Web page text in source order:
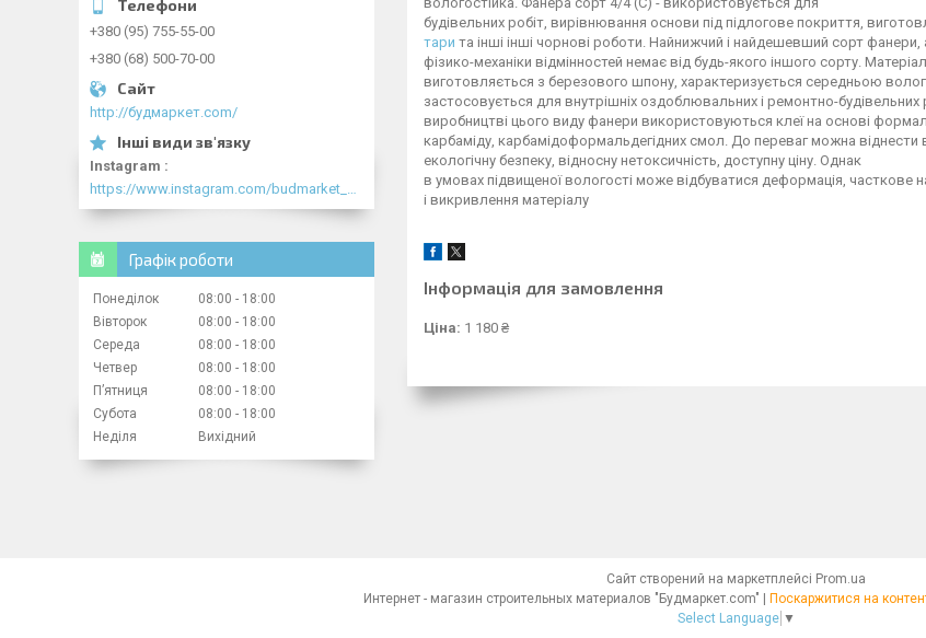
будівельних робіт, вирівнювання основи під підлогове покриття,
тари та інші інші чорнові роботи. Найнижчий і найдешевший сорт фанери,
фізико-механіки відмінностей немає від будь-якого іншого сорту. Матеріал
виготовляється з березового шпону, характеризується середньою
застосовується для внутрішніх оздоблювальних і ремонтно-будівельних
виробництві цього виду фанери використовуються клеї на основі
карбаміду, карбамідоформальдегідних смол. До переваг можна віднести
екологічну безпеку, відносну нетоксичність, доступну ціну. Однак
в умовах підвищеної вологості може відбуватися деформація, часткове
і викривлення матеріалу
Інформація для замовлення
Ціна: 1 180 ₴
+380 (95) 755-55-00
+380 (68) 500-70-00
http://будмаркет.com/
Instagram
Графік роботи
Понеділок 08:00
18:00
Вівторок
08:00
18:00
Середа
08:00
18:00
Четвер
08:00
18:00
Пʼятниця
08:00
18:00
Субота
08:00
18:00
Неділя
Вихідний
Сайт створений на маркетплейсі Prom.ua
Интернет - магазин строительных материалов "Будмаркет.com" | Поскаржитися на
Select Language ▼